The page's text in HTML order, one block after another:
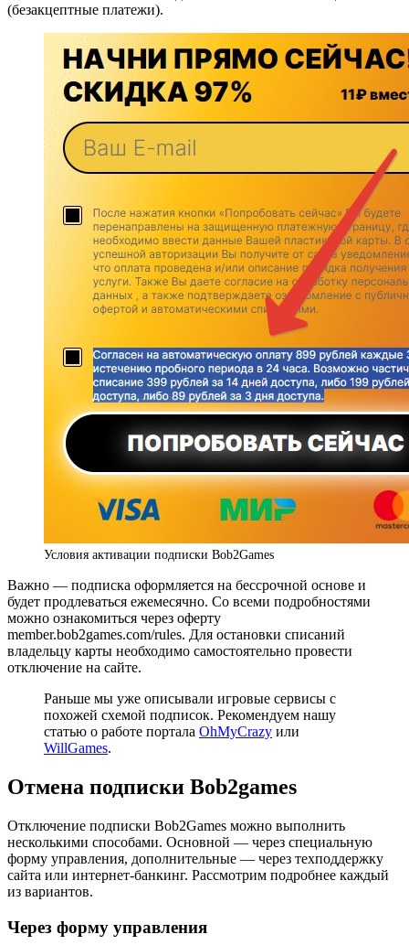
(безакцептные платежи).
Условия активации подписки Bob2Games
Важно — подписка оформляется на бессрочной основе и
будет продлеваться ежемесячно. Со всеми подробностями
можно ознакомиться через оферту
member.bob2games.com/rules. Для остановки списаний
владельцу карты необходимо самостоятельно провести
отключение на сайте.
Раньше мы уже описывали игровые сервисы с
похожей схемой подписок. Рекомендуем нашу
статью о работе портала OhMyCrazy или
WillGames.
Отмена подписки Bob2games
Отключение подписки Bob2Games можно выполнить
несколькими способами. Основной — через специальную
форму управления, дополнительные — через техподдержку
сайта или интернет-банкинг. Рассмотрим подробнее каждый
из вариантов.
Через форму управления